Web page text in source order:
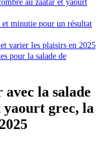
au zaatar et yaourt
minutie pour un résultat
varier les plaisirs en 2025
pour la salade de
la salade
yaourt grec, la